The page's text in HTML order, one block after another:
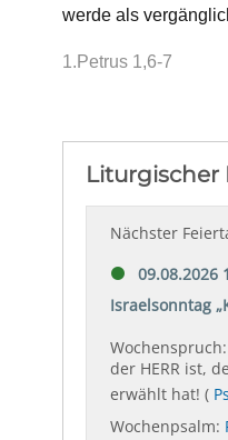
werde als
1.Petrus 1,6-7